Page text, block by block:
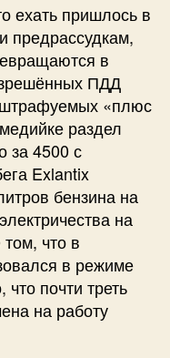
ехать пришлось в
предрассудкам,
в
ПДД
«плюс
раздел
за 4500 с
Exlantix
бензина на
на
что в
в режиме
почти треть
на работу